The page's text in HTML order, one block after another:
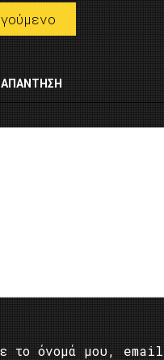
το όνομά μου,